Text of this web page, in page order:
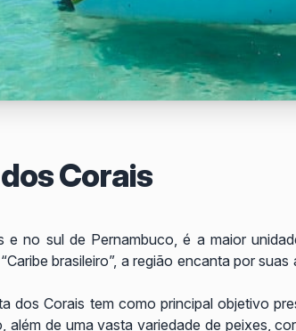
Corais
no sul de Pernambuco, é a maior
brasileiro”, a região encanta por
dos Corais tem como principal objetivo
de uma vasta variedade de peixes,